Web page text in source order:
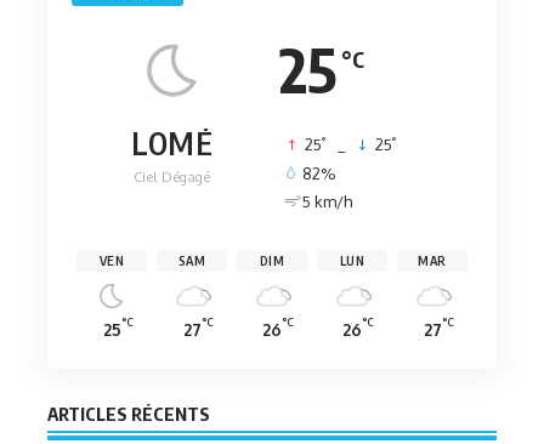
25 °C
LOMÉ
Ciel Dégagé
25° 25°
82%
5 km/h
VEN
25°C
SAM
27°C
DIM
26°C
LUN
26°C
MAR
27°C
ARTICLES RÉCENTS